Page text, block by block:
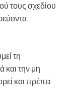
τους σχεδίου
τη
την μη
και πρέπει